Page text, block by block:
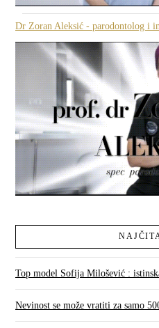
Dr Zoran Aleksić - parodontolog i
Top model Sofija Milošević :
Nevinost se može vratiti za samo